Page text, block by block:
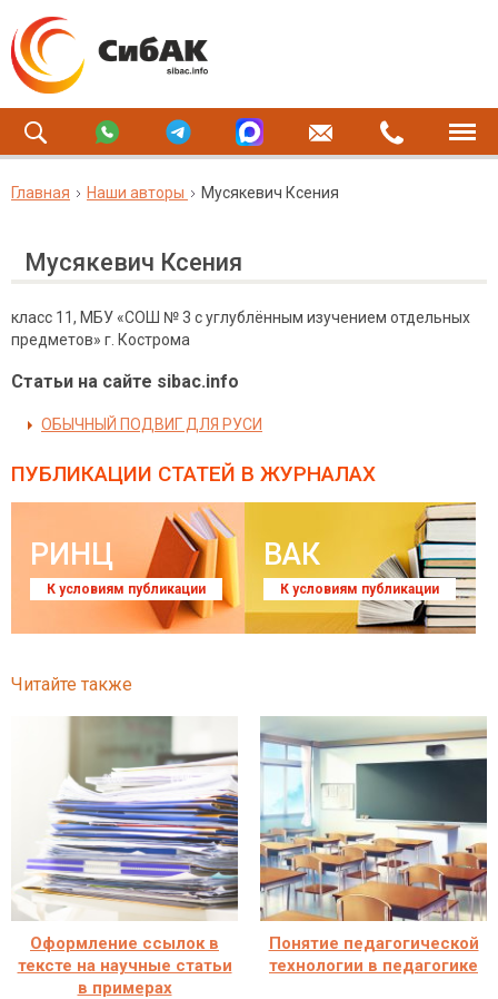
Главная Наши авторы Мусякевич Ксения
Мусякевич Ксения
класс 11, МБУ «СОШ № 3 с углублённым изучением отдельных
предметов» г. Кострома
Статьи на сайте sibac.info
ОБЫЧНЫЙ ПОДВИГ ДЛЯ РУСИ
ПУБЛИКАЦИИ СТАТЕЙ В ЖУРНАЛАХ
РИНЦ
К условиям публикации
ВАК
К условиям публикации
Читайте также
Оформление ссылок в
тексте на научные статьи
в примерах
Понятие педагогической
технологии в педагогике